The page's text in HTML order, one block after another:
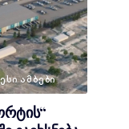
ᲐᲛᲑᲔᲑᲘ